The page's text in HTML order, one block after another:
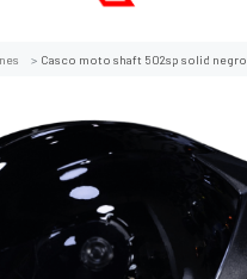
Casco moto shaft 502sp solid negro brillo sm integral normal dot acreditado (v/sv)